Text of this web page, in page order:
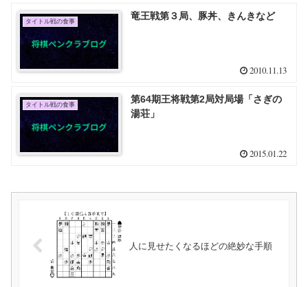
タイトル戦の食事 竜王戦第３局、豚丼、きんきなど
2010.11.13
タイトル戦の食事
第64期王将戦第2局対局場「さぎの
湯荘」
2015.01.22
人に見せたくなるほどの絶妙な手順